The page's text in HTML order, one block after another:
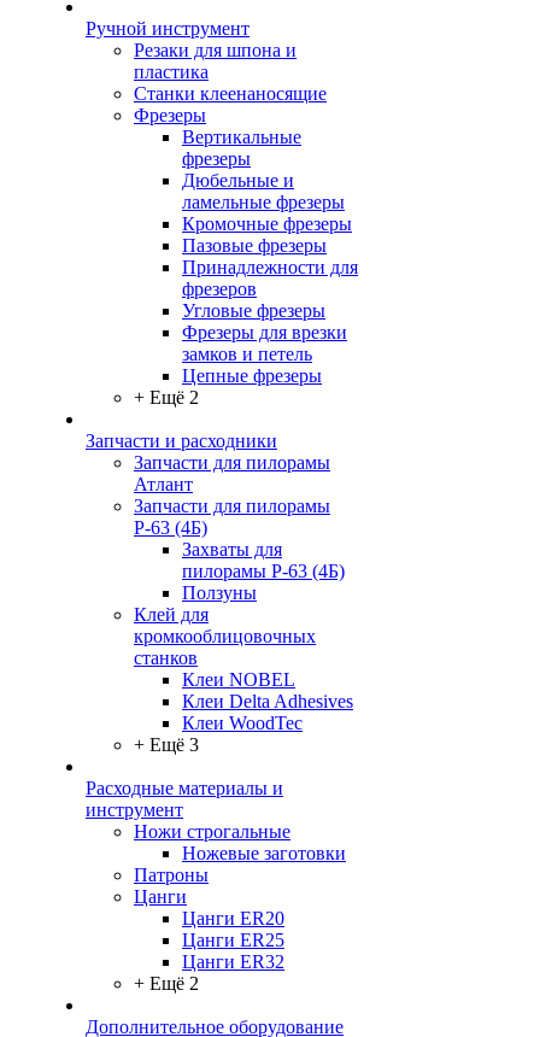
Ручной инструмент
Резаки для шпона и
пластика
Станки клеенаносящие
Фрезеры
Вертикальные
фрезеры
Дюбельные и
ламельные фрезеры
Кромочные фрезеры
Пазовые фрезеры
Принадлежности для
фрезеров
Угловые фрезеры
Фрезеры для врезки
замков и петель
Цепные фрезеры
+ Ещё 2
Запчасти и расходники
Запчасти для пилорамы
Атлант
Запчасти для пилорамы
Р-63 (4Б)
Захваты для
пилорамы Р-63 (4Б)
Ползуны
Клей для
кромкооблицовочных
станков
Клеи NOBEL
Клеи Delta Adhesives
Клеи WoodTec
+ Ещё 3
Расходные материалы и
инструмент
Ножи строгальные
Ножевые заготовки
Патроны
Цанги
Цанги ER20
Цанги ER25
Цанги ER32
+ Ещё 2
Дополнительное оборудование